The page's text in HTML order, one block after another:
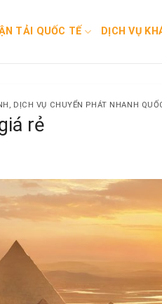
TẢI QUỐC TẾ DỊCH VỤ
, DỊCH VỤ CHUYỂN PHÁT NHANH
rẻ